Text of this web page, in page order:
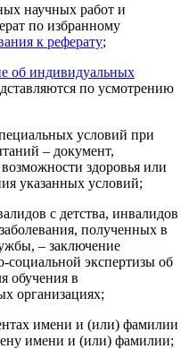
научных работ и
по избранному
к реферату;
об индивидуальных
по усмотрению
условий при
– документ,
здоровья или
указанных условий;
с детства, инвалидов
полученных в
– заключение
социальной экспертизы об
обучения в
организациях;
имени и (или) фамилии
имени и (или) фамилии;